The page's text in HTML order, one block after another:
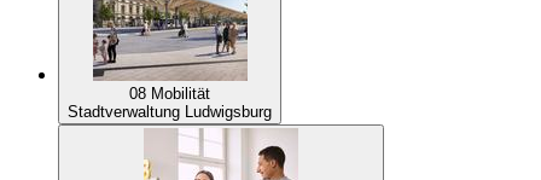
08 Mobilität
Stadtverwaltung Ludwigsburg